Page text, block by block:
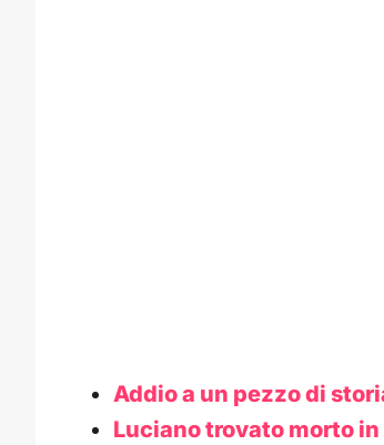
Addio a un pezzo di
Luciano trovato morto